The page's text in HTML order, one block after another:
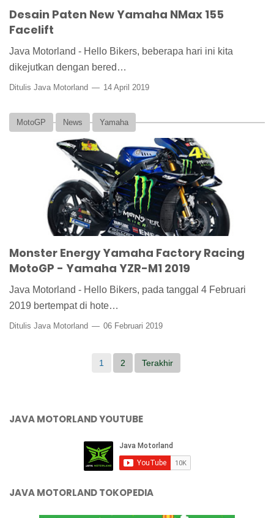
Desain Paten New Yamaha NMax 155
Facelift
Java Motorland - Hello Bikers, beberapa hari ini kita
dikejutkan dengan bered…
Ditulis Java Motorland 14 April 2019
MotoGP News Yamaha
Monster Energy Yamaha Factory Racing
MotoGP - Yamaha YZR-M1 2019
Java Motorland - Hello Bikers, pada tanggal 4 Februari
2019 bertempat di hote…
Ditulis Java Motorland 06 Februari 2019
1 2 Terakhir
JAVA MOTORLAND YOUTUBE
JAVA MOTORLAND TOKOPEDIA